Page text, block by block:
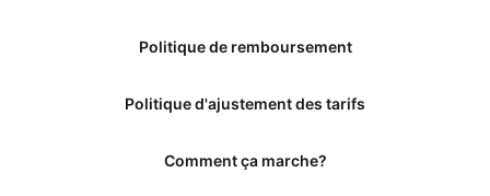
Politique de remboursement
Politique d'ajustement des tarifs
Comment ça marche?